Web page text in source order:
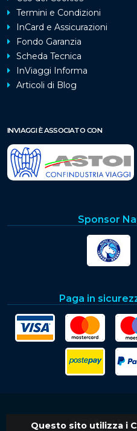
Termini e Condizioni
InCard e Assicurazioni
Fondo Garanzia
Scheda Tecnica
InViaggi Informa
Articoli di Blog
INVIAGGI È ASSOCIATO CON
Sponsor
Paga in
© 2026Soset S.p.a.
Questo sito utilizza i